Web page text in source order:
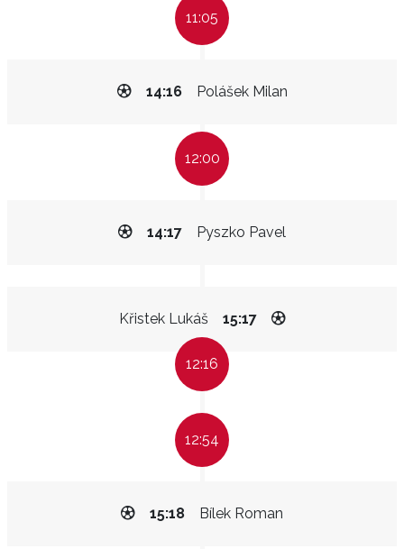
11:05
Polášek Milan
14:16
12:00
Pyszko Pavel
14:17
Křistek Lukáš 15:17
12:16
12:54
Bílek Roman
15:18